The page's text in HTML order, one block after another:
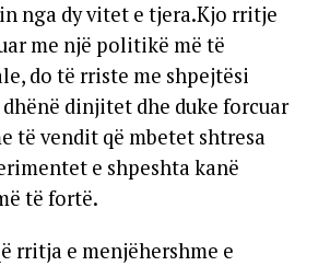
nga dy vitet e tjera.Kjo rritje
me një politikë më të
do të rriste me shpejtësi
dinjitet dhe duke forcuar
të vendit që mbetet shtresa
e shpeshta kanë
të fortë.
rritja e menjëhershme e